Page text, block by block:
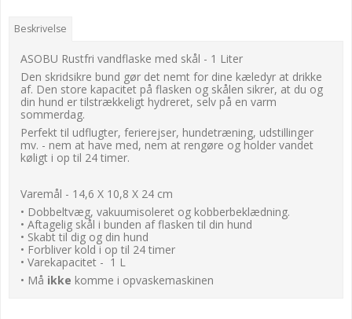
Beskrivelse
ASOBU Rustfri vandflaske med skål - 1 Liter
Den skridsikre bund gør det nemt for dine kæledyr at drikke
af. Den store kapacitet på flasken og skålen sikrer, at du og
din hund er tilstrækkeligt hydreret, selv på en varm
sommerdag.
Perfekt til udflugter, ferierejser, hundetræning, udstillinger
mv. - nem at have med, nem at rengøre og holder vandet
køligt i op til 24 timer.
Varemål - 14,6 X 10,8 X 24 cm
• Dobbeltvæg, vakuumisoleret og kobberbeklædning.
• Aftagelig skål i bunden af flasken til din hund
• Skabt til dig og din hund
• Forbliver kold i op til 24 timer
• Varekapacitet - 1 L
• Må ikke komme i opvaskemaskinen